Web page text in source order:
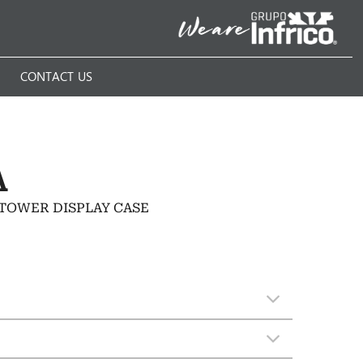
CONTACT US
DISPLAY CASE